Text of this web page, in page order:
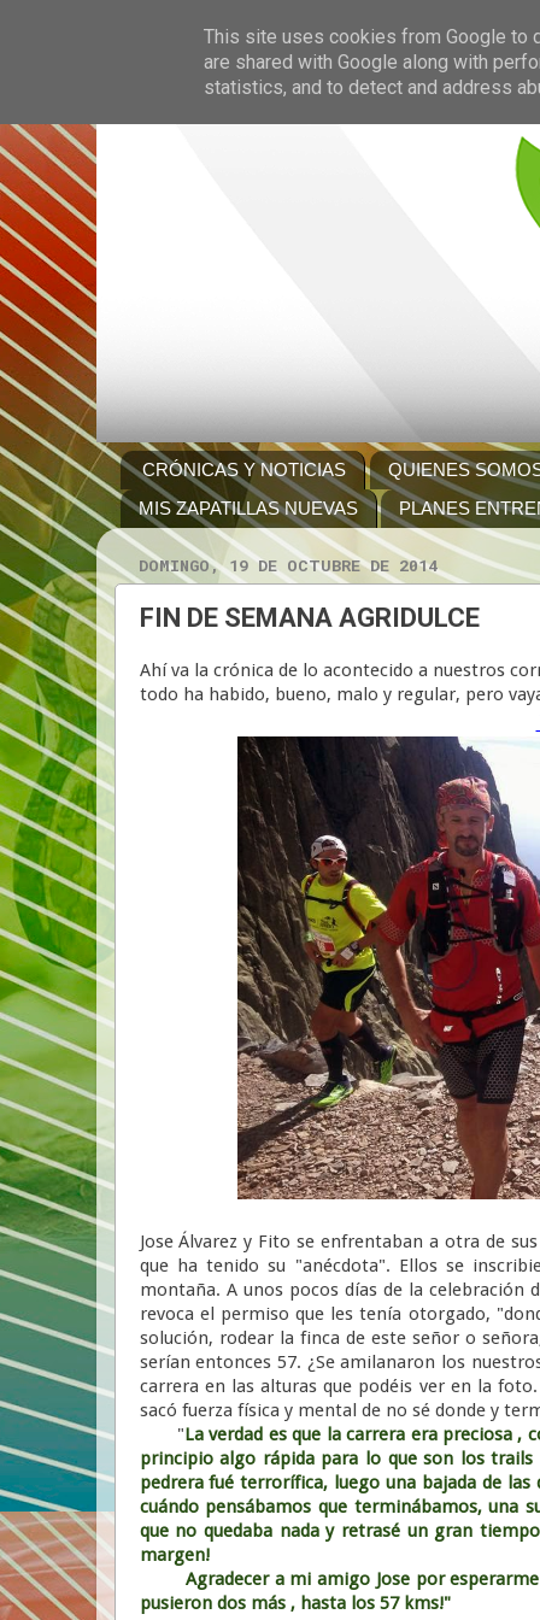
CRÓNICAS Y NOTICIAS
QUIENES
MIS ZAPATILLAS NUEVAS
PLANES
DOMINGO, 19 DE OCTUBRE DE 2014
FIN DE SEMANA AGRIDULCE
Ahí va la crónica de lo acontecido a nuestros
todo ha habido, bueno, malo y regular, pero
Jose Álvarez y Fito se enfrentaban a otra de
que ha tenido su "anécdota". Ellos se
montaña. A unos pocos días de la
revoca el permiso que les tenía otorgado,
solución, rodear la finca de este señor o
serían entonces 57. ¿Se amilanaron los
carrera en las alturas que podéis ver en la
sacó fuerza física y mental de no sé donde y
"La verdad es que la carrera era preciosa
principio algo rápida para lo que son los trails
pedrera fué terrorífica, luego una bajada de
cuándo pensábamos que terminábamos, una
que no quedaba nada y retrasé un gran
margen!
Agradecer a mi amigo Jose por esperarme
pusieron dos más , hasta los 57 kms!"
This site uses cookies from Google to
are shared with Google along with
statistics, and to detect and address